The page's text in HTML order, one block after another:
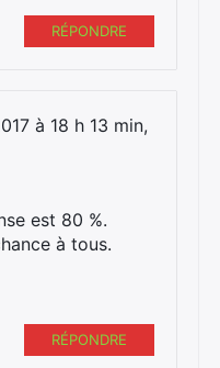
RÉPONDRE
à 18 h 13 min,
est 80 %.
à tous.
RÉPONDRE